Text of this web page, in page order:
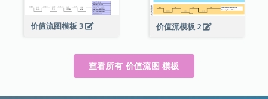
价值流图模板 3 价值流模板 2
查看所有 价值流图 模板